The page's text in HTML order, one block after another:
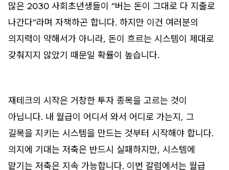
많은 2030 사회초년생들이 “버는 돈이 그대로 다 지출로
나간다”라며 자책하곤 합니다. 하지만 이건 여러분의
의지력이 약해서가 아니라, 돈이 흐르는 시스템이 제대로
갖춰지지 않았기 때문일 확률이 높습니다.
재테크의 시작은 거창한 투자 종목을 고르는 것이
아닙니다. 내 월급이 어디서 와서 어디로 가는지, 그
길목을 지키는 시스템을 만드는 것부터 시작해야 합니다.
의지에 기대는 저축은 반드시 실패하지만, 시스템에
맡기는 저축은 지속 가능합니다. 이번 칼럼에서는 월급